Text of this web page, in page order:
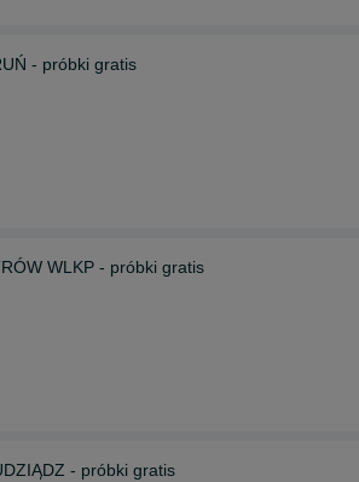
- próbki gratis
WLKP - próbki gratis
- próbki gratis